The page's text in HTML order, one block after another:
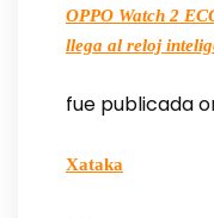
OPPO Watch 2
llega al reloj
fue publicada
Xataka